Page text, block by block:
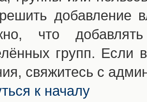
добавление
что
групп. Если
свяжитесь с
к началу